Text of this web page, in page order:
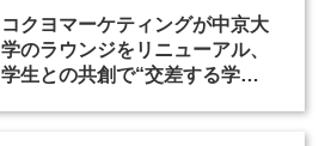
コクヨマーケティングが中京大
学のラウンジをリニューアル、
学生との共創で“交差する学